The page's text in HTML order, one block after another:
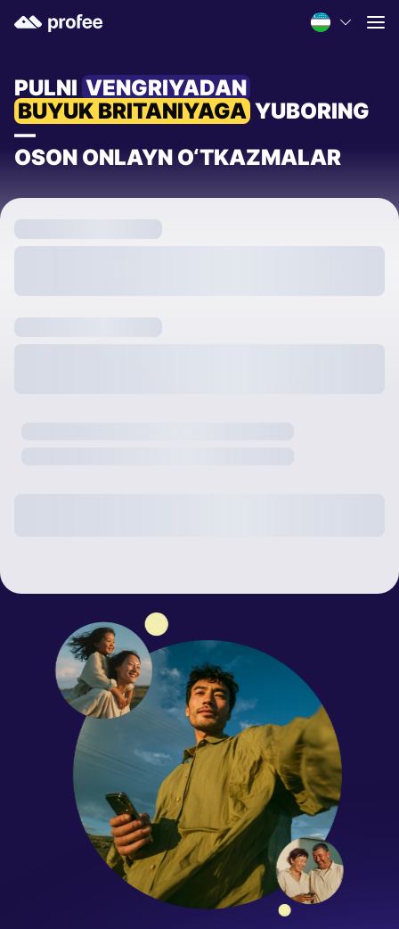
PULNI VENGRIYADAN
BUYUK BRITANIYAGA YUBORING
—
OSON ONLAYN O‘TKAZMALAR